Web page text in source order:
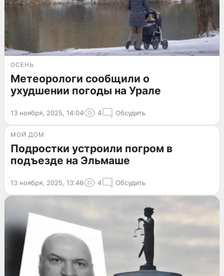
ОСЕНЬ
Метеорологи сообщили о
ухудшении погоды на Урале
13 ноября, 2025, 14:04 4 Обсудить
МОЙ ДОМ
Подростки устроили погром в
подъезде на Эльмаше
13 ноября, 2025, 13:46 4 Обсудить